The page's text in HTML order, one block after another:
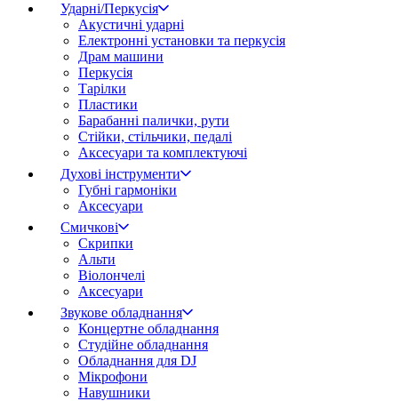
Ударні/Перкусія
Акустичні ударні
Електронні установки та перкусія
Драм машини
Перкусія
Тарілки
Пластики
Барабанні палички, рути
Стійки, стільчики, педалі
Аксесуари та комплектуючі
Духові інструменти
Губні гармоніки
Аксесуари
Смичкові
Скрипки
Альти
Віолончелі
Аксесуари
Звукове обладнання
Концертне обладнання
Студійне обладнання
Обладнання для DJ
Мікрофони
Навушники